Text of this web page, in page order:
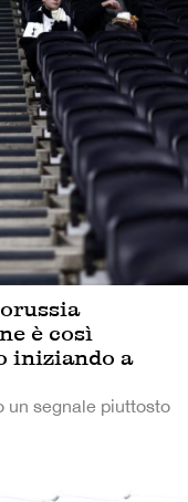
è così
iniziando a
un segnale piuttosto